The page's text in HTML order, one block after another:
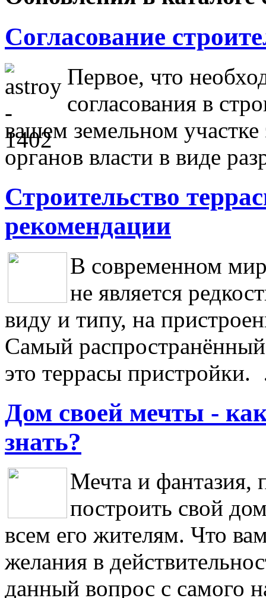
Согласование
Первое, что
согласования в
вашем земельном
органов власти в виде
Строительство
рекомендации
В современном
не является
виду и типу, на
Самый
это террасы
Дом своей мечты -
знать?
Мечта и фантазия,
построить свой
всем его жителям. Что
желания в
данный вопрос с самого